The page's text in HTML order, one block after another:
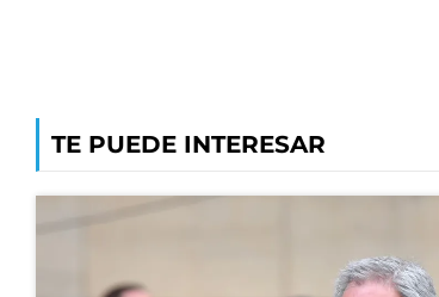
TE PUEDE INTERESAR